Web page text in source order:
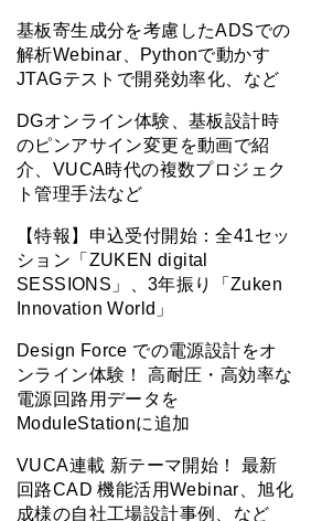
基板寄生成分を考慮したADSでの
解析Webinar、Pythonで動かす
JTAGテストで開発効率化、など
DGオンライン体験、基板設計時
のピンアサイン変更を動画で紹
介、VUCA時代の複数プロジェク
ト管理手法など
【特報】申込受付開始：全41セッ
ション「ZUKEN digital
SESSIONS」、3年振り「Zuken
Innovation World」
Design Force での電源設計をオ
ンライン体験！ 高耐圧・高効率な
電源回路用データを
ModuleStationに追加
VUCA連載 新テーマ開始！ 最新
回路CAD 機能活用Webinar、旭化
成様の自社工場設計事例、など